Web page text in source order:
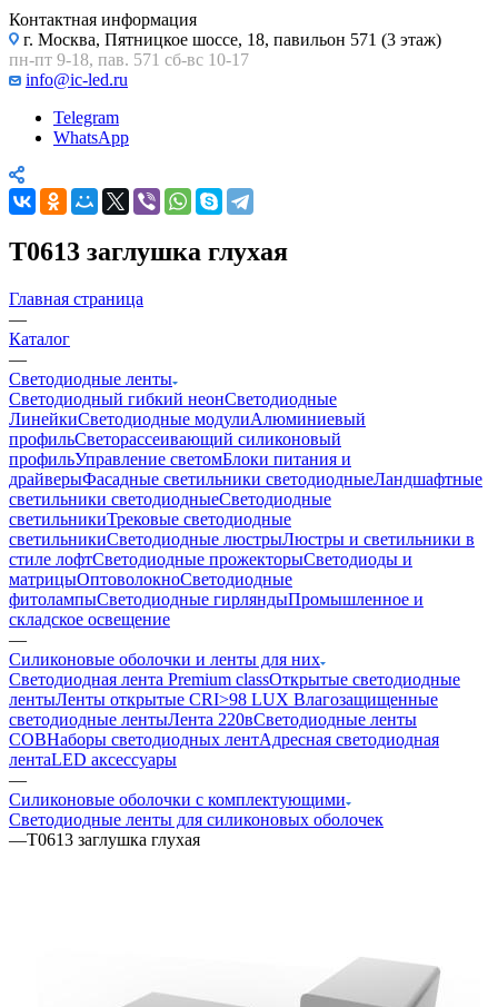
Контактная информация
г. Москва, Пятницкое шоссе, 18, павильон 571 (3 этаж)
пн-пт 9-18, пав. 571 сб-вс 10-17
info@ic-led.ru
Telegram
WhatsApp
T0613 заглушка глухая
Главная страница
—
Каталог
—
Светодиодные ленты
Светодиодный гибкий неонСветодиодные
ЛинейкиСветодиодные модулиАлюминиевый
профильСветорассеивающий силиконовый
профильУправление светомБлоки питания и
драйверыФасадные светильники светодиодныеЛандшафтные
светильники светодиодныеСветодиодные
светильникиТрековые светодиодные
светильникиСветодиодные люстрыЛюстры и светильники в
стиле лофтСветодиодные прожекторыСветодиоды и
матрицыОптоволокноСветодиодные
фитолампыСветодиодные гирляндыПромышленное и
складское освещение
—
Силиконовые оболочки и ленты для них
Светодиодная лента Premium classОткрытые светодиодные
лентыЛенты открытые CRI>98 LUX Влагозащищенные
светодиодные лентыЛента 220вСветодиодные ленты
COBНаборы светодиодных лентАдресная светодиодная
лентаLED аксессуары
—
Силиконовые оболочки с комплектующими
Светодиодные ленты для силиконовых оболочек
—T0613 заглушка глухая